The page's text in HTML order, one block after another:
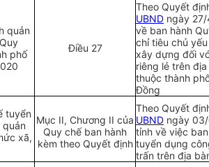
quản
phố
Điều 27
Theo Quyết
UBND ngày
về ban hành
chỉ tiêu chủ
xây dựng đối
riêng lẻ trên
thuộc thành
Đồng
tuyển
xã,
Mục II, Chương II của
Quy chế ban hành
kèm theo Quyết định
Theo Quyết
UBND ngày
tỉnh về việc
tuyển dụng
trấn trên địa